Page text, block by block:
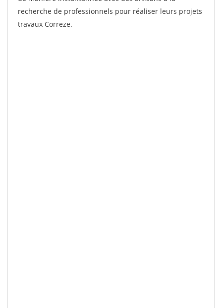
recherche de professionnels pour réaliser leurs projets
travaux Correze.